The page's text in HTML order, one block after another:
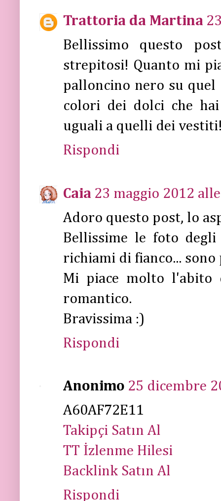
Trattoria da Martina
Bellissimo questo
strepitosi! Quanto mi
palloncino nero su
colori dei dolci che hai
uguali a quelli dei
Rispondi
Caia 23 maggio 2012
Adoro questo post, lo
Bellissime le foto
richiami di fianco...
Mi piace molto l'abito
romantico.
Bravissima :)
Rispondi
Anonimo 25 dicembre
A60AF72E11
Takipçi Satın Al
TT İzlenme Hilesi
Backlink Satın Al
Rispondi